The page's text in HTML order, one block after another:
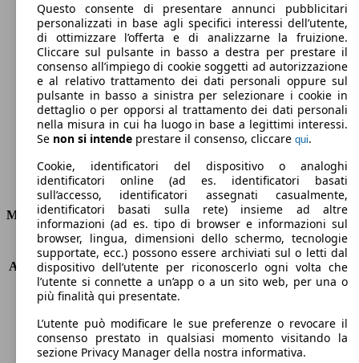
140 g/km
Emissioni di CO2 (combinato)*
Consumi
Motore e Prestazioni
KW (PS)
75 kW (102 PS)
Accelerazione (0-100 km/h)
12.7s
Velocità massima (km/h)
170 km/h
Numero di marce
5
Coppia
156 nm
Cilindrata
1598 ccm
Carburante
Benzina
Questo consente di presentare annunci pubblicitari
personalizzati in base agli specifici interessi dell’utente,
di ottimizzare l’offerta e di analizzarne la fruizione.
Cliccare sul pulsante in basso a destra per prestare il
consenso all’impiego di cookie soggetti ad autorizzazione
e al relativo trattamento dei dati personali oppure sul
pulsante in basso a sinistra per selezionare i cookie in
dettaglio o per opporsi al trattamento dei dati personali
nella misura in cui ha luogo in base a legittimi interessi.
Se non si intende prestare il consenso, cliccare qui.
Cookie, identificatori del dispositivo o analoghi
identificatori online (ad es. identificatori basati
sull’accesso, identificatori assegnati casualmente,
identificatori basati sulla rete) insieme ad altre
informazioni (ad es. tipo di browser e informazioni sul
browser, lingua, dimensioni dello schermo, tecnologie
supportate, ecc.) possono essere archiviati sul o letti dal
dispositivo dell’utente per riconoscerlo ogni volta che
l’utente si connette a un’app o a un sito web, per una o
più finalità qui presentate.
L’utente può modificare le sue preferenze o revocare il
consenso prestato in qualsiasi momento visitando la
sezione Privacy Manager della nostra informativa.